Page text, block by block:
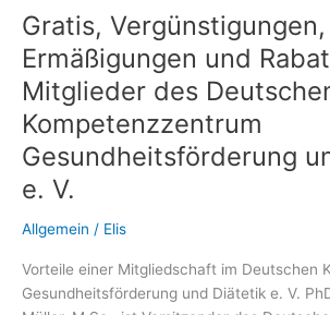
Deutschen
Kompetenzzentrum
Gesundheitsförderung
und
Diätetik
Gratis,
Ermäßigungen und
Mitglieder des
Kompetenzzentrum
Gesundheitsförderung
e. V.
Allgemein / Elis
Vorteile einer Mitgliedschaft im Deutschen
Gesundheitsförderung und Diätetik e. V.